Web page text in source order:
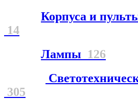
Корпуса и
14
Лампы 126
305